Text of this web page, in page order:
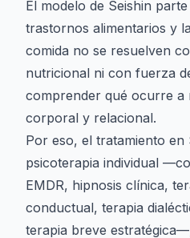
El modelo de Seishin
trastornos alimentarios y
comida no se resuelven
nutricional ni con fuerza
comprender qué ocurre a
corporal y relacional.
Por eso, el tratamiento en
psicoterapia individual
EMDR, hipnosis clínica,
conductual, terapia
terapia breve